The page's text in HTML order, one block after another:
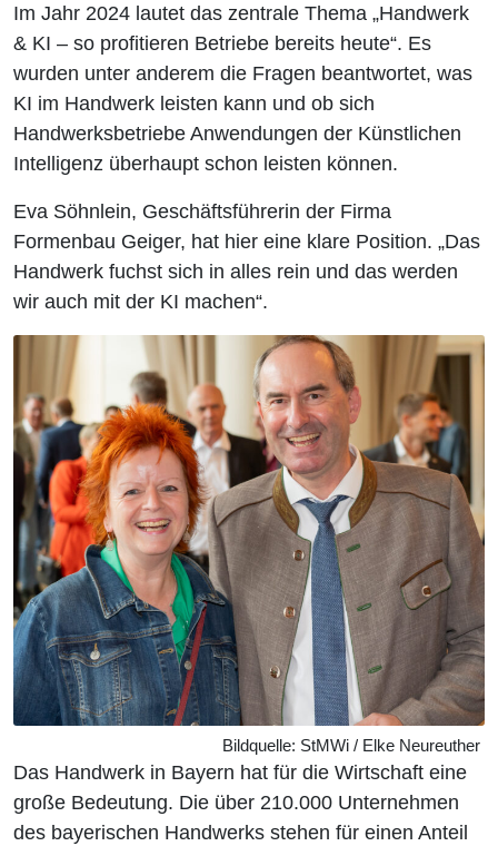
Im Jahr 2024 lautet das zentrale Thema „Handwerk
& KI – so profitieren Betriebe bereits heute“. Es
wurden unter anderem die Fragen beantwortet, was
KI im Handwerk leisten kann und ob sich
Handwerksbetriebe Anwendungen der Künstlichen
Intelligenz überhaupt schon leisten können.
Eva Söhnlein, Geschäftsführerin der Firma
Formenbau Geiger, hat hier eine klare Position. „Das
Handwerk fuchst sich in alles rein und das werden
wir auch mit der KI machen“.
Bildquelle: StMWi / Elke Neureuther
Das Handwerk in Bayern hat für die Wirtschaft eine
große Bedeutung. Die über 210.000 Unternehmen
des bayerischen Handwerks stehen für einen Anteil